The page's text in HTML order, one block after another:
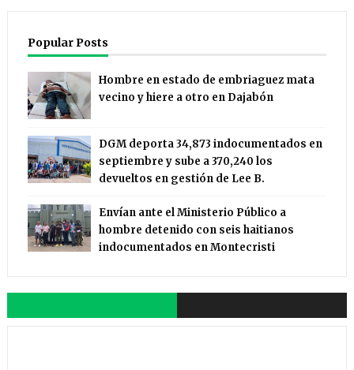
Popular Posts
Hombre en estado de embriaguez mata
vecino y hiere a otro en Dajabón
DGM deporta 34,873 indocumentados en
septiembre y sube a 370,240 los
devueltos en gestión de Lee B.
Envían ante el Ministerio Público a
hombre detenido con seis haitianos
indocumentados en Montecristi